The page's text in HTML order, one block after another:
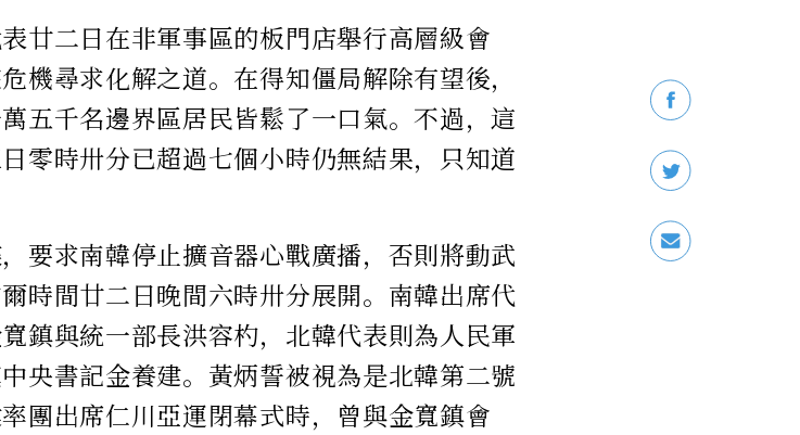
廿二日在非軍事區的板門店舉行高層級會
機尋求化解之道。在得知僵局解除有望後，
五千名邊界區居民皆鬆了一口氣。不過，這
零時卅分已超過七個小時仍無結果，只知道
要求南韓停止擴音器心戰廣播，否則將動武
時間廿二日晚間六時卅分展開。南韓出席代
鎮與統一部長洪容杓，北韓代表則為人民軍
央書記金養建。黃炳誓被視為是北韓第二號
團出席仁川亞運閉幕式時，曾與金寬鎮會